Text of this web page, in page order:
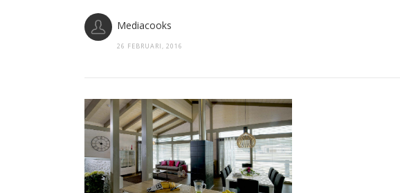
Mediacooks
26 FEBRUARI, 2016